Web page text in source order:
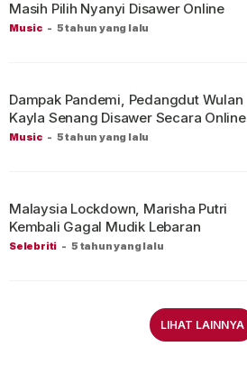
Music - 5 tahun yang lalu
Masih Pilih Nyanyi Disawer Online
Music - 5 tahun yang lalu
Dampak Pandemi, Pedangdut Wulan
Kayla Senang Disawer Secara Online
Selebriti - 5 tahun yang lalu
Malaysia Lockdown, Marisha Putri
Kembali Gagal Mudik Lebaran
LIHAT LAINNYA